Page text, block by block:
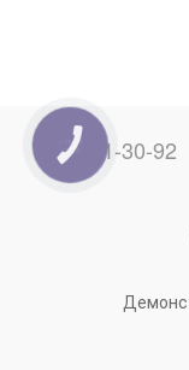
066 871-30-92
КНОПКА
ЗВ'ЯЗКУ